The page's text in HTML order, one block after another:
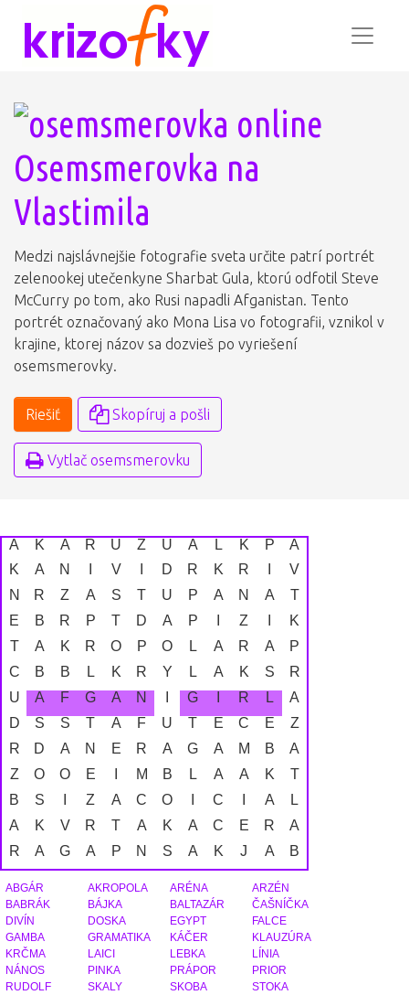
Osemsmerovka na
Vlastimila
Medzi najslávnejšie fotografie sveta určite patrí portrét
zelenookej utečenkyne Sharbat Gula, ktorú odfotil Steve
McCurry po tom, ako Rusi napadli Afganistan. Tento
portrét označovaný ako Mona Lisa vo fotografii, vznikol v
krajine, ktorej názov sa dozvieš po vyriešení
osemsmerovky.
Riešiť Skopíruj a pošli
Vytlač osemsmerovku
A K A R Ú Z U A L K P
A
K
Á N V D R K R
V
N
R Z Á S T U P Á N A
T
E
B R P T D A P Z
K
T
A K R O P O L A R A
P
Č
B B L K R Y L A K S
R
Ú
A F G A N G R L
Á
D
S Š T Á F U T E Č E
Z
R
D A N É R A G A M B
A
Ž
O O É M B L A A K
T
B
S Z A Č O C A
L
Á
K V R T Á K Á Č E R
A
R
A G A P N S A K J Á B
ABGÁR AKROPOLA ARÉNA
ARZÉN
BABRÁK
BÁJKA BALTAZÁR
ČAŠNÍČKA
DIVÍN
DOSKA EGYPT
FALCE
GAMBA
GRAMATIKA KÁČER
KLAUZÚRA
KRČMA
LAICI LEBKA
LÍNIA
NÁNOS
PINKA PRÁPOR
PRIOR
RUDOLF
SKALY SKOBA
STOKA